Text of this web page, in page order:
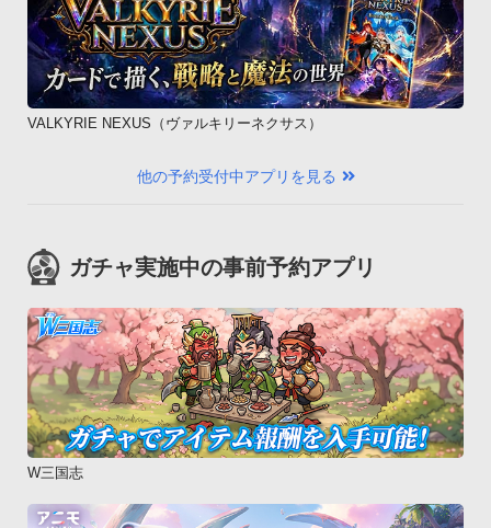
VALKYRIE NEXUS（ヴァルキリーネクサス）
他の予約受付中アプリを見る
ガチャ実施中の事前予約アプリ
W三国志